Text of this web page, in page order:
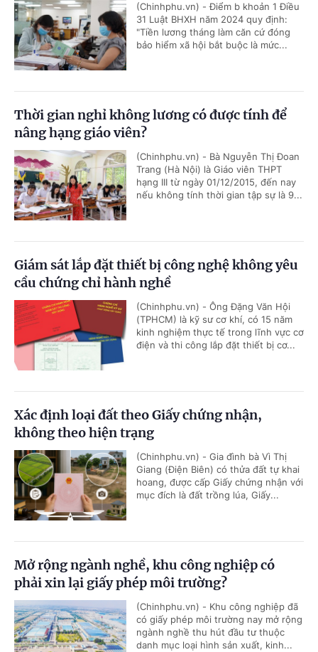
(Chinhphu.vn) - Điểm b khoản 1 Điều
31 Luật BHXH năm 2024 quy định:
"Tiền lương tháng làm căn cứ đóng
bảo hiểm xã hội bắt buộc là mức...
Thời gian nghỉ không lương có được tính để
nâng hạng giáo viên?
(Chinhphu.vn) - Bà Nguyễn Thị Đoan
Trang (Hà Nội) là Giáo viên THPT
hạng III từ ngày 01/12/2015, đến nay
nếu không tính thời gian tập sự là 9...
Giám sát lắp đặt thiết bị công nghệ không yêu
cầu chứng chỉ hành nghề
(Chinhphu.vn) - Ông Đặng Văn Hội
(TPHCM) là kỹ sư cơ khí, có 15 năm
kinh nghiệm thực tế trong lĩnh vực cơ
điện và thi công lắp đặt thiết bị cơ...
Xác định loại đất theo Giấy chứng nhận,
không theo hiện trạng
(Chinhphu.vn) - Gia đình bà Vì Thị
Giang (Điện Biên) có thửa đất tự khai
hoang, được cấp Giấy chứng nhận với
mục đích là đất trồng lúa, Giấy...
Mở rộng ngành nghề, khu công nghiệp có
phải xin lại giấy phép môi trường?
(Chinhphu.vn) - Khu công nghiệp đã
có giấy phép môi trường nay mở rộng
ngành nghề thu hút đầu tư thuộc
danh mục loại hình sản xuất, kinh...